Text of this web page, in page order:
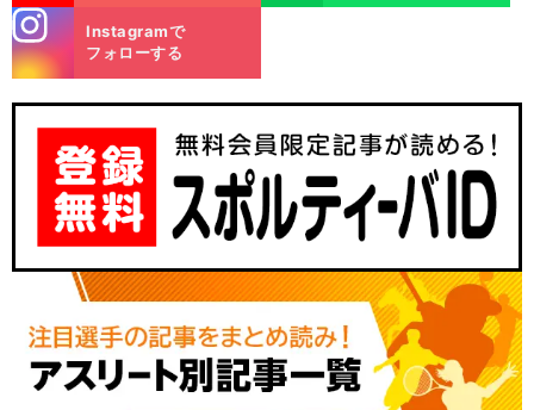
m
Instagramで
フォローする